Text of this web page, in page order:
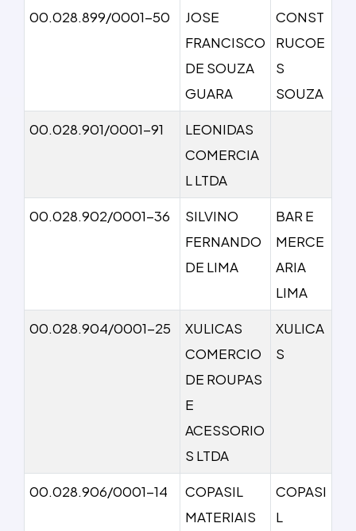
00.028.899/0001-50
JOSE
FRANCISCO
DE SOUZA
GUARA
CONST
RUCOE
S
SOUZA
00.028.901/0001-91
LEONIDAS
COMERCIA
L LTDA
00.028.902/0001-36
SILVINO
FERNANDO
DE LIMA
BAR E
MERCE
ARIA
LIMA
00.028.904/0001-25
XULICAS
COMERCIO
DE ROUPAS
E
ACESSORIO
S LTDA
XULICA
S
00.028.906/0001-14
COPASIL
MATERIAIS
COPASI
L